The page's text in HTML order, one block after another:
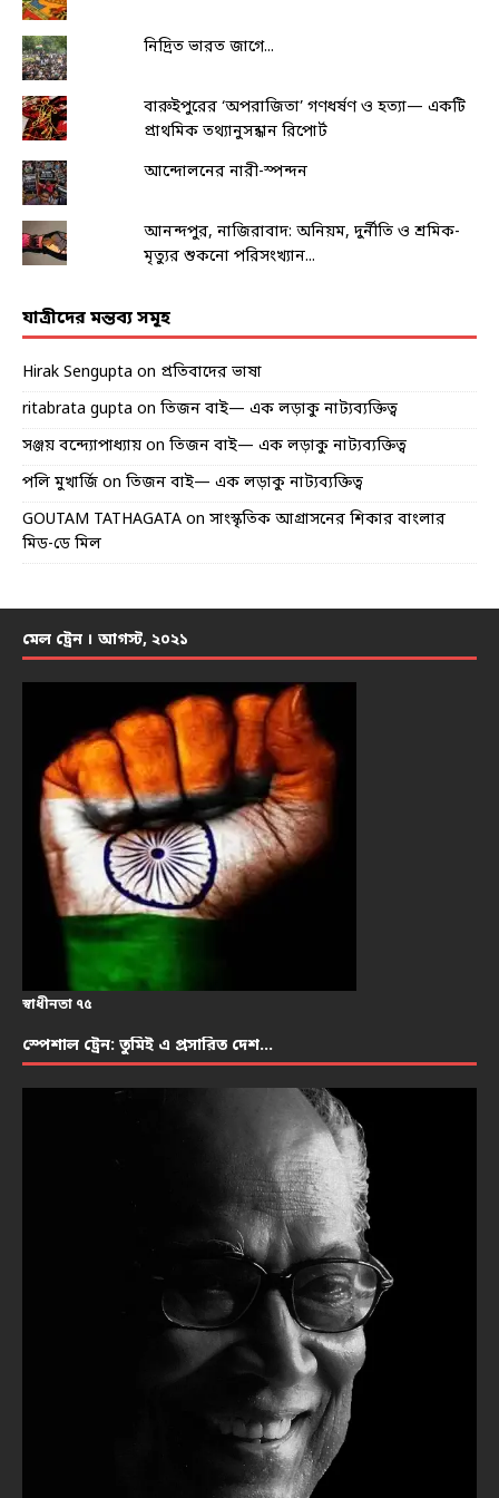
নিদ্রিত ভারত জাগে...
বারুইপুরের ‘অপরাজিতা’ গণধর্ষণ ও হত্যা— একটি
প্রাথমিক তথ্যানুসন্ধান রিপোর্ট
আন্দোলনের নারী-স্পন্দন
আনন্দপুর, নাজিরাবাদ: অনিয়ম, দুর্নীতি ও শ্রমিক-
মৃত্যুর শুকনো পরিসংখ্যান...
যাত্রীদের মন্তব্য সমূহ
Hirak Sengupta on প্রতিবাদের ভাষা
ritabrata gupta on তিজন বাই— এক লড়াকু নাট্যব্যক্তিত্ব
সঞ্জয় বন্দ্যোপাধ্যায় on তিজন বাই— এক লড়াকু নাট্যব্যক্তিত্ব
পলি মুখার্জি on তিজন বাই— এক লড়াকু নাট্যব্যক্তিত্ব
GOUTAM TATHAGATA on সাংস্কৃতিক আগ্রাসনের শিকার বাংলার
মিড-ডে মিল
মেল ট্রেন । আগস্ট, ২০২১
স্বাধীনতা ৭৫
স্পেশাল ট্রেন: তুমিই এ প্রসারিত দেশ…